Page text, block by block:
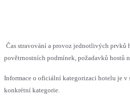
Čas stravování a provoz jednotlivých prvků
povětrnostních podmínek, požadavků hostů
Informace o oficiální kategorizaci hotelu je v
konkrétní kategorie.